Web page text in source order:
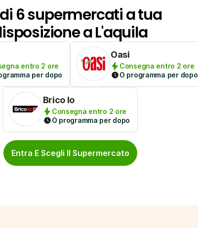
6 supermercati a tua
a L'aquila
entro 2 ore
per dopo
Oasi
Consegna entro 2 ore
O programma per dopo
Brico Io
Consegna entro 2 ore
O programma per dopo
Entra E Scegli Il Supermercato